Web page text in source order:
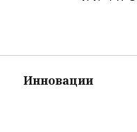
Инновации